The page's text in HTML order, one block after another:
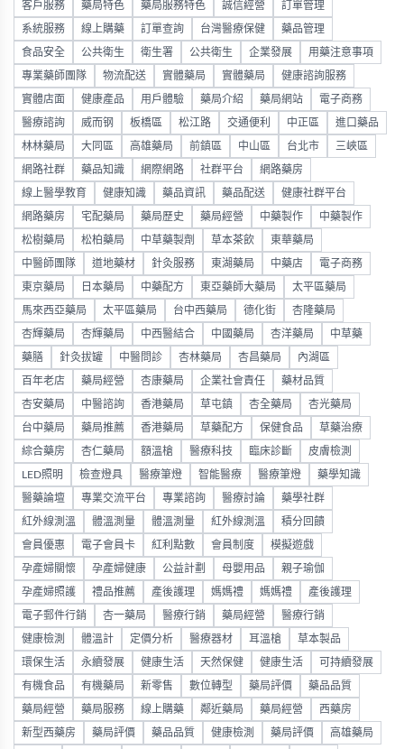
客戶服務 藥局特色 藥局服務特色 誠信經營 訂單管理
系統服務 線上購藥 訂單查詢 台灣醫療保健 藥品管理
食品安全 公共衛生 衛生署 公共衛生 企業發展 用藥注意事項
專業藥師團隊 物流配送 實體藥局 實體藥局 健康諮詢服務
實體店面 健康產品 用戶體驗 藥局介紹 藥局網站 電子商務
醫療諮詢 威而钢 板橋區 松江路 交通便利 中正區 進口藥品
林林藥局 大同區 高雄藥局 前鎮區 中山區 台北市 三峽區
網路社群 藥品知識 網際網路 社群平台 網路藥房
線上醫學教育 健康知識 藥品資訊 藥品配送 健康社群平台
網路藥房 宅配藥局 藥局歷史 藥局經營 中藥製作 中藥製作
松樹藥局 松柏藥局 中草藥製劑 草本茶飲 東華藥局
中醫師團隊 道地藥材 針灸服務 東湖藥局 中藥店 電子商務
東京藥局 日本藥局 中藥配方 東亞藥師大藥局 太平區藥局
馬來西亞藥局 太平區藥局 台中西藥局 德化街 杏隆藥局
杏輝藥局 杏輝藥局 中西醫結合 中國藥局 杏洋藥局 中草藥
藥膳 針灸拔罐 中醫問診 杏林藥局 杏昌藥局 內湖區
百年老店 藥局經營 杏康藥局 企業社會責任 藥材品質
杏安藥局 中醫諮詢 香港藥局 草屯鎮 杏全藥局 杏光藥局
台中藥局 藥局推薦 香港藥局 草藥配方 保健食品 草藥治療
綜合藥房 杏仁藥局 額溫槍 醫療科技 臨床診斷 皮膚檢測
LED照明 檢查燈具 醫療筆燈 智能醫療 醫療筆燈 藥學知識
醫藥論壇 專業交流平台 專業諮詢 醫療討論 藥學社群
紅外線測溫 體溫測量 體溫測量 紅外線測溫 積分回饋
會員優惠 電子會員卡 紅利點數 會員制度 模擬遊戲
孕產婦關懷 孕產婦健康 公益計劃 母嬰用品 親子瑜伽
孕產婦照護 禮品推薦 產後護理 媽媽禮 媽媽禮 產後護理
電子郵件行銷 杏一藥局 醫療行銷 藥局經營 醫療行銷
健康檢測 體溫計 定價分析 醫療器材 耳溫槍 草本製品
環保生活 永續發展 健康生活 天然保健 健康生活 可持續發展
有機食品 有機藥局 新零售 數位轉型 藥局評價 藥品品質
藥局經營 藥局服務 線上購藥 鄰近藥局 藥局經營 西藥房
新型西藥房 藥局評價 藥品品質 健康檢測 藥局評價 高雄藥局